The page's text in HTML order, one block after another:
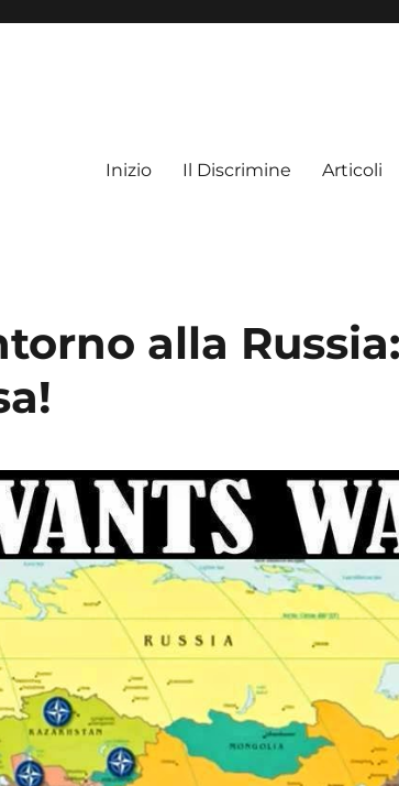
Inizio Il Discrimine Articoli
alla Russia: